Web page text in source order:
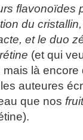
flavonoïdes
du
et le duo
(et qui
là encore
auteures
que nos